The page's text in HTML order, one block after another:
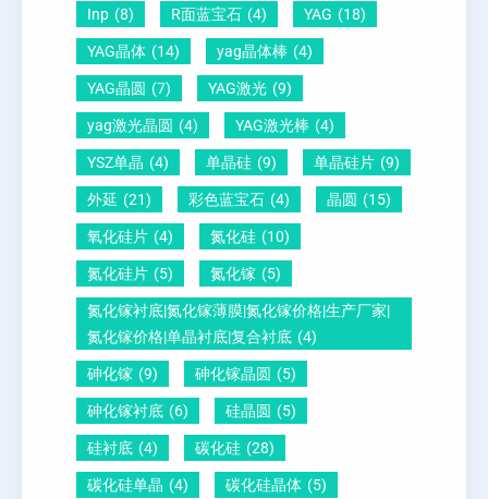
？
说
明
向
1
1
怎
么
测
-
压
电
晶
圆
钛
铅
晶
圆
Inp (8) R面蓝宝石 (4) YAG (18)
YAG晶体 (14) yag晶体棒 (4)
YAG晶圆 (7) YAG激光 (9)
yag激光晶圆 (4) YAG激光棒 (4)
YSZ单晶 (4) 单晶硅 (9) 单晶硅片 (9)
外延 (21) 彩色蓝宝石 (4) 晶圆 (15)
氧化硅片 (4) 氮化硅 (10)
氮化硅片 (5) 氮化镓 (5)
氮化镓衬底|氮化镓薄膜|氮化镓价格|生产厂家|
氮化镓价格|单晶衬底|复合衬底 (4)
砷化镓 (9) 砷化镓晶圆 (5)
砷化镓衬底 (6) 硅晶圆 (5)
硅衬底 (4) 碳化硅 (28)
碳化硅单晶 (4) 碳化硅晶体 (5)